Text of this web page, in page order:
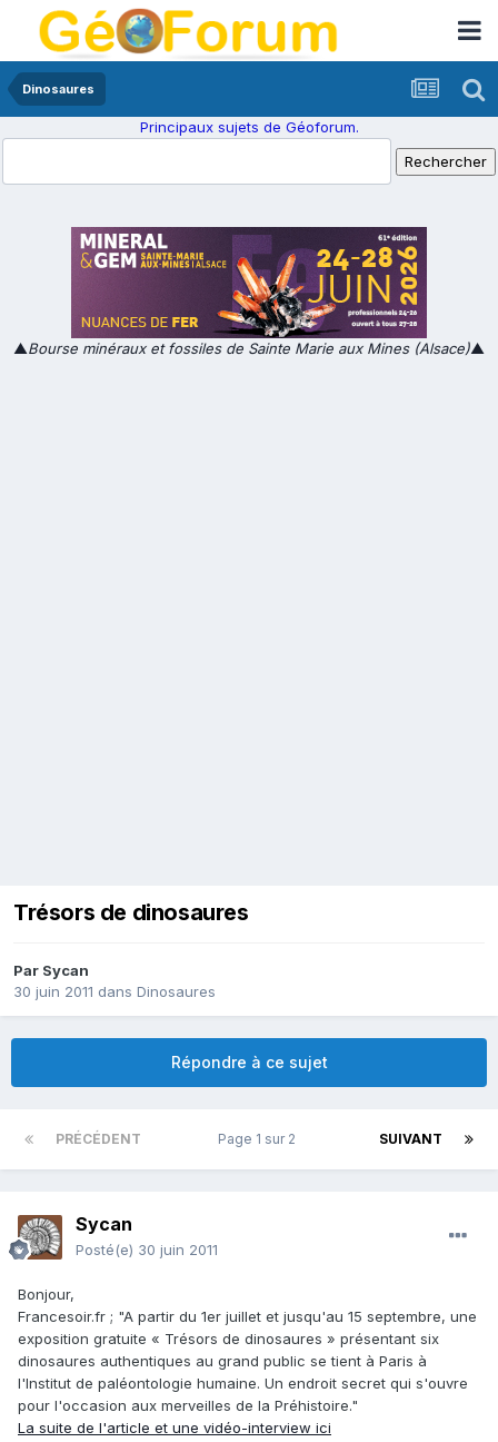
Dinosaures
Principaux sujets de Géoforum.
▲Bourse minéraux et fossiles de Sainte Marie aux Mines (Alsace)▲
Trésors de dinosaures
Par Sycan
30 juin 2011 dans Dinosaures
Répondre à ce sujet
PRÉCÉDENT SUIVANT
Page 1 sur 2
Sycan
Posté(e) 30 juin 2011
Bonjour,
Francesoir.fr ; "A partir du 1er juillet et jusqu'au 15 septembre, une
exposition gratuite « Trésors de dinosaures » présentant six
dinosaures authentiques au grand public se tient à Paris à
l'Institut de paléontologie humaine. Un endroit secret qui s'ouvre
pour l'occasion aux merveilles de la Préhistoire."
La suite de l'article et une vidéo-interview ici